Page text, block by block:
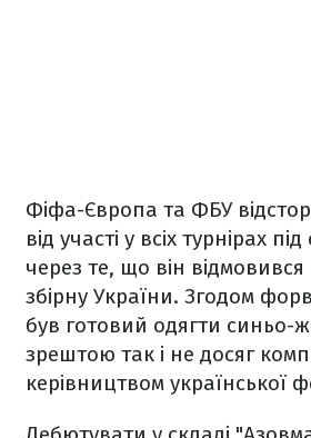
Фіфа-Європа та ФБУ
від участі у всіх турнірах
через те, що він
збірну України. Згодом
був готовий одягти синьо-
зрештою так і не досяг
керівництвом української